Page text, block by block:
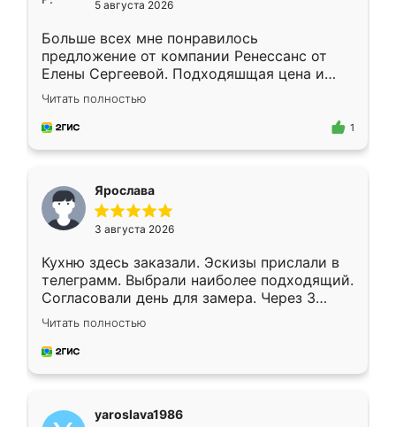
5 августа 2026
Больше всех мне понравилось
предложение от компании Ренессанс от
Елены Сергеевой. Подходяшщая цена и
короткие сроки изготовления. Приехавший
для замера сотрудник Владислав
предложил по моему эскизу самый
Читать полностью
1
Ярослава
3 августа 2026
Кухню здесь заказали. Эскизы прислали в
телеграмм. Выбрали наиболее подходящий.
Согласовали день для замера. Через 3
недели кухня была уже готова. Остались
довольны работой. Спасибо Ренессанс
мебель за качественную работу!
Читать полностью
yaroslava1986